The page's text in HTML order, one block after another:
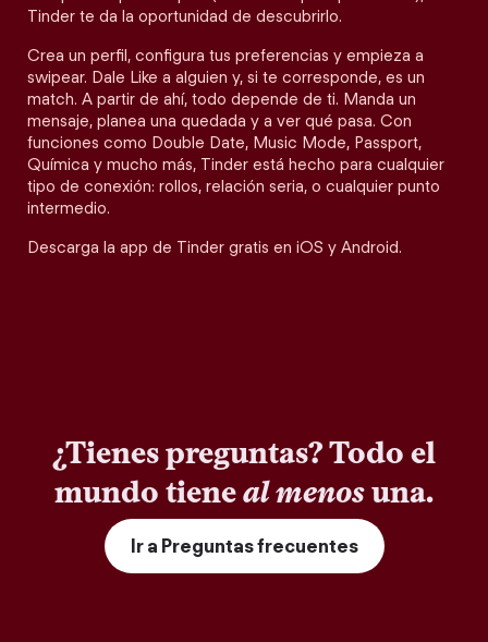
Tinder te da la oportunidad de descubrirlo.
Crea un perfil, configura tus preferencias y empieza a
swipear. Dale Like a alguien y, si te corresponde, es un
match. A partir de ahí, todo depende de ti. Manda un
mensaje, planea una quedada y a ver qué pasa. Con
funciones como Double Date, Music Mode, Passport,
Química y mucho más, Tinder está hecho para cualquier
tipo de conexión: rollos, relación seria, o cualquier punto
intermedio.
Descarga la app de Tinder gratis en iOS y Android.
¿Tienes preguntas? Todo el
mundo tieneal menosuna.
Ir a Preguntas frecuentes